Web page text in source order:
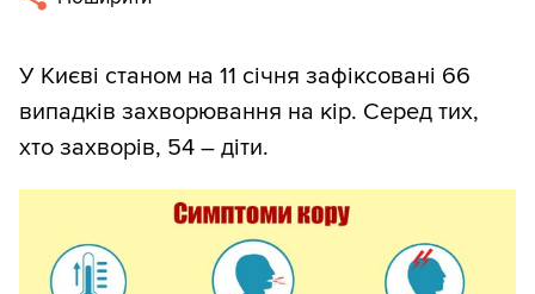
У Києві станом на 11 січня зафіксовані 66
випадків захворювання на кір. Серед тих,
хто захворів, 54 – діти.